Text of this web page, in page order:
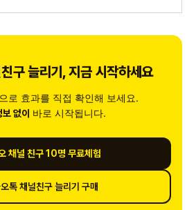
구 늘리기, 지금 시작하세요
으로 효과를 직접 확인해 보세요.
없이 바로 시작됩니다.
채널 친구 10명 무료체험
톡 채널친구 늘리기 구매